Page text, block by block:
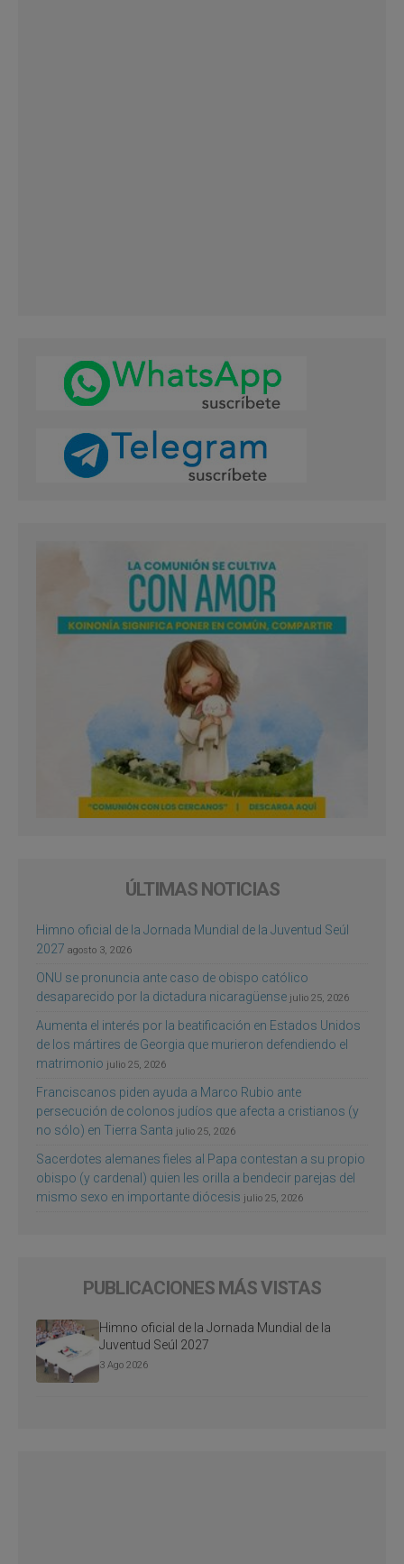
ÚLTIMAS NOTICIAS
Himno oficial de la Jornada Mundial de la Juventud Seúl
2027 agosto 3, 2026
ONU se pronuncia ante caso de obispo católico
desaparecido por la dictadura nicaragüense julio 25, 2026
Aumenta el interés por la beatificación en Estados Unidos
de los mártires de Georgia que murieron defendiendo el
matrimonio julio 25, 2026
Franciscanos piden ayuda a Marco Rubio ante
persecución de colonos judíos que afecta a cristianos (y
no sólo) en Tierra Santa julio 25, 2026
Sacerdotes alemanes fieles al Papa contestan a su propio
obispo (y cardenal) quien les orilla a bendecir parejas del
mismo sexo en importante diócesis julio 25, 2026
PUBLICACIONES MÁS VISTAS
Himno oficial de la Jornada Mundial de la
Juventud Seúl 2027
3 Ago 2026